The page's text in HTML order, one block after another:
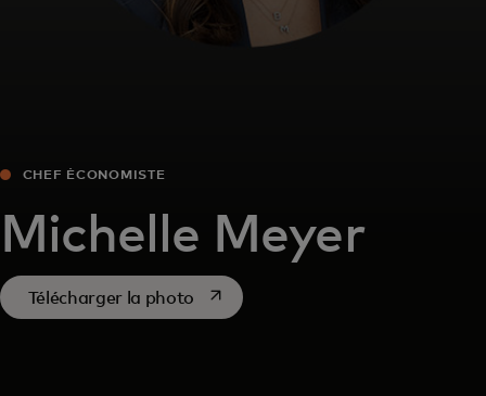
CHEF ÉCONOMISTE
Michelle Meyer
Télécharger la photo s’ouvre dans un nouvel onglet